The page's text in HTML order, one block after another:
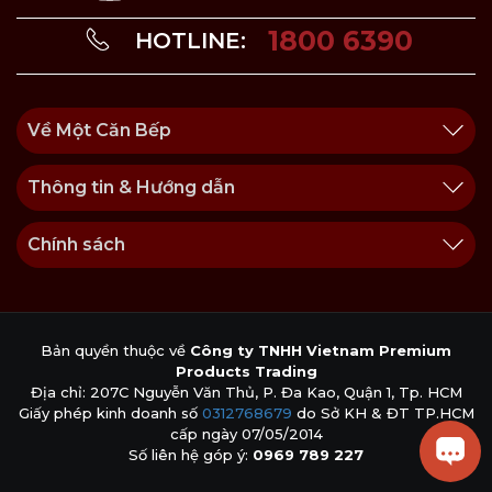
có thể nấu được số lượng lớn thực phẩm, rất thích hợp
cho các bữa ăn gia đình hoặc những dịp cần chế biến
nhiều món.
Thiết kế tay cầm và nắp nồi
Nắp nồi được tích hợp nhiệt kế với điểm kiểm tra nhiệt
độ chính xác, đảm bảo mức nhiệt luôn duy trì ở 80 – 90
độ C. Đây là nhiệt độ được khuyến nghị bởi các chuyên
gia dinh dưỡng, giúp thực phẩm chín đều mà vẫn giữ
được độ tươi ngon tự nhiên.
HOTLINE: 1800 6390
Về Một Căn Bếp
Thông tin & Hướng dẫn
Chính sách
Bản quyền thuộc về Công ty TNHH Vietnam Premium
Products Trading
Địa chỉ: 207C Nguyễn Văn Thủ, P. Đa Kao, Quận 1, Tp. HCM
Giấy phép kinh doanh số 0312768679 do Sở KH & ĐT TP.HCM
cấp ngày 07/05/2014
Số liên hệ góp ý: 0969 789 227